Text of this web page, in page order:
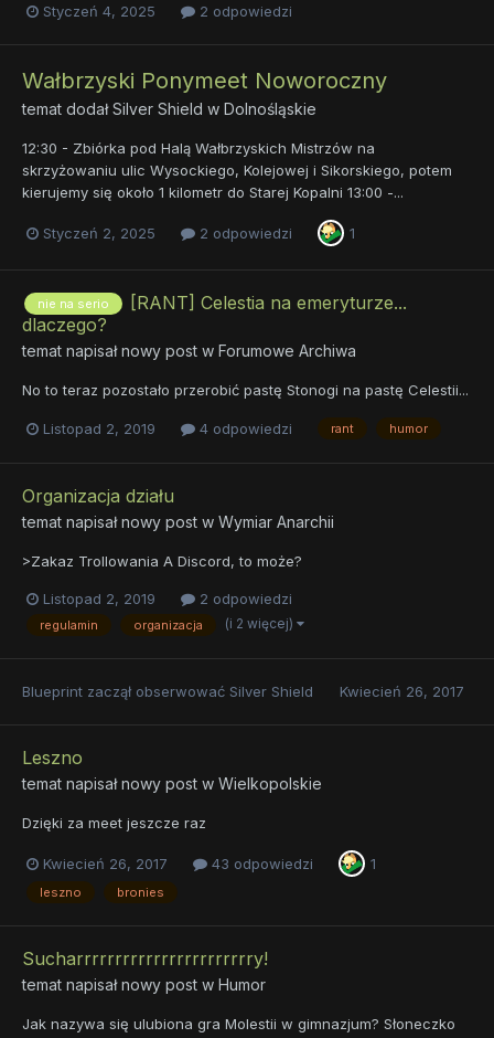
Styczeń 4, 2025 2 odpowiedzi
Wałbrzyski Ponymeet Noworoczny
temat dodałSilver Shield w Dolnośląskie
12:30 - Zbiórka pod Halą Wałbrzyskich Mistrzów na
skrzyżowaniu ulic Wysockiego, Kolejowej i Sikorskiego, potem
kierujemy się około 1 kilometr do Starej Kopalni 13:00 -...
Styczeń 2, 2025 2 odpowiedzi 1
nie na serio
[RANT] Celestia na emeryturze...
dlaczego?
temat napisał nowy post w Forumowe Archiwa
No to teraz pozostało przerobić pastę Stonogi na pastę Celestii...
Listopad 2, 2019 4 odpowiedzi rant humor
Organizacja działu
temat napisał nowy post w Wymiar Anarchii
>Zakaz Trollowania A Discord, to może?
Listopad 2, 2019 2 odpowiedzi
regulamin organizacja (i 2 więcej)
Blueprint zaczął obserwować Silver Shield Kwiecień 26, 2017
Leszno
temat napisał nowy post w Wielkopolskie
Dzięki za meet jeszcze raz
Kwiecień 26, 2017 43 odpowiedzi 1
leszno bronies
Sucharrrrrrrrrrrrrrrrrrrrrrry!
temat napisał nowy post w Humor
Jak nazywa się ulubiona gra Molestii w gimnazjum? Słoneczko